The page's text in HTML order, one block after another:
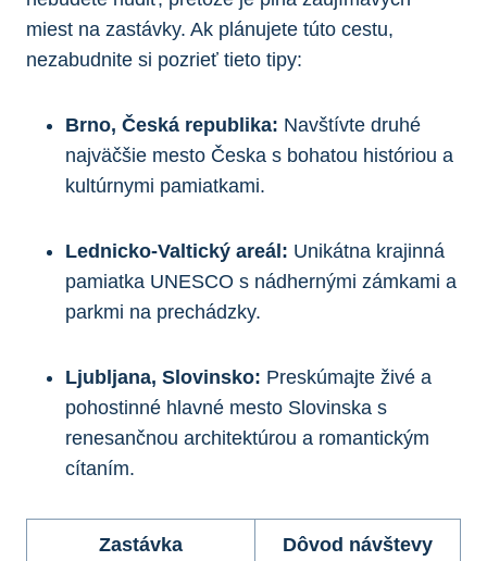
miest na zastávky. Ak plánujete túto cestu,
nezabudnite si pozrieť tieto tipy:
Brno, Česká republika: Navštívte druhé
najväčšie mesto Česka s bohatou históriou a
kultúrnymi pamiatkami.
Lednicko-Valtický areál: Unikátna krajinná
pamiatka UNESCO s nádhernými zámkami a
parkmi na prechádzky.
Ljubljana, Slovinsko: Preskúmajte živé a
pohostinné hlavné mesto Slovinska s
renesančnou architektúrou a romantickým
cítaním.
Zastávka Dôvod návštevy